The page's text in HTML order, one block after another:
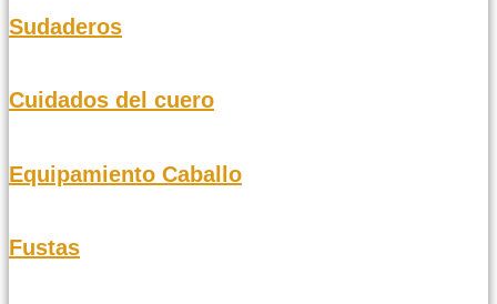
Sudaderos
Cuidados del cuero
Equipamiento Caballo
Fustas